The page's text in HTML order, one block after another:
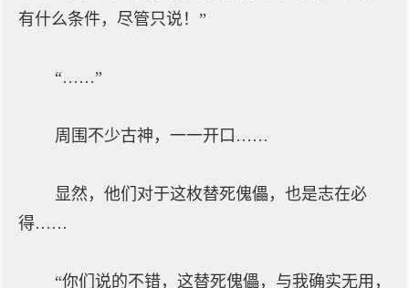
有什么条件，尽管只说！”
“……”
周围不少古神，一一开口……
显然，他们对于这枚替死傀儡，也是志在必
得……
“你们说的不错，这替死傀儡，与我确实无用，